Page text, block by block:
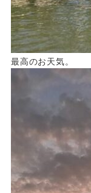
最高のお天気。